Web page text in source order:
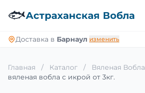
🐟Астраханская Вобла
Доставка в Барнаул изменить
Главная / Каталог / Вяленая Вобла
вяленая вобла с икрой от 3кг.